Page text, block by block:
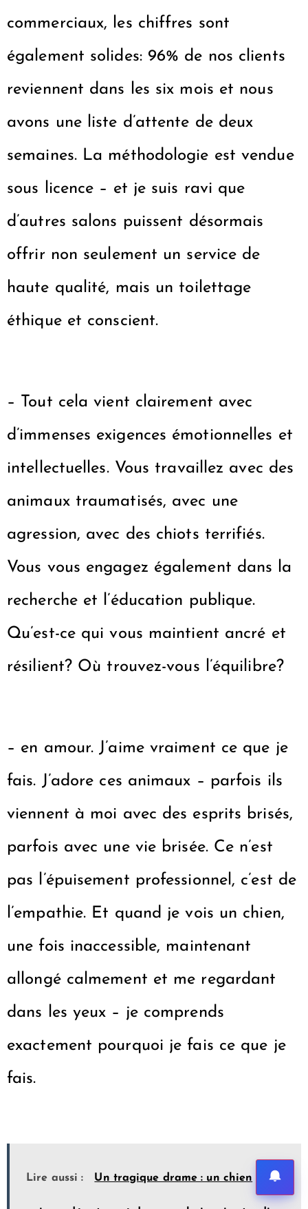
commerciaux, les chiffres sont
également solides: 96% de nos clients
reviennent dans les six mois et nous
avons une liste d’attente de deux
semaines. La méthodologie est vendue
sous licence – et je suis ravi que
d’autres salons puissent désormais
offrir non seulement un service de
haute qualité, mais un toilettage
éthique et conscient.
– Tout cela vient clairement avec
d’immenses exigences émotionnelles et
intellectuelles. Vous travaillez avec des
animaux traumatisés, avec une
agression, avec des chiots terrifiés.
Vous vous engagez également dans la
recherche et l’éducation publique.
Qu’est-ce qui vous maintient ancré et
résilient? Où trouvez-vous l’équilibre?
– en amour. J’aime vraiment ce que je
fais. J’adore ces animaux – parfois ils
viennent à moi avec des esprits brisés,
parfois avec une vie brisée. Ce n’est
pas l’épuisement professionnel, c’est de
l’empathie. Et quand je vois un chien,
une fois inaccessible, maintenant
allongé calmement et me regardant
dans les yeux – je comprends
exactement pourquoi je fais ce que je
fais.
Lire aussi : Un tragique drame : un chien